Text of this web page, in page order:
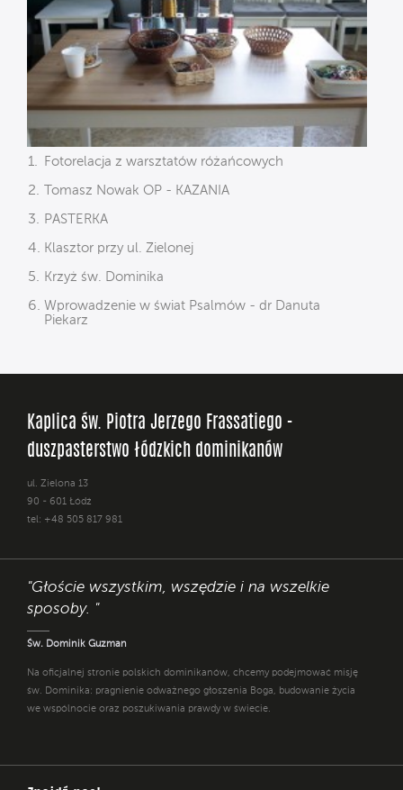
Fotorelacja z warsztatów różańcowych
Tomasz Nowak OP - KAZANIA
PASTERKA
Klasztor przy ul. Zielonej
Krzyż św. Dominika
Wprowadzenie w świat Psalmów - dr Danuta
Piekarz
Kaplica św. Piotra Jerzego Frassatiego -
duszpasterstwo łódzkich dominikanów
ul. Zielona 13
90 - 601 Łódź
tel: +48 505 817 981
"Głoście wszystkim, wszędzie i na wszelkie
sposoby. "
Św. Dominik Guzman
Na oficjalnej stronie polskich dominikanów, chcemy podejmować misję
św. Dominika: pragnienie odważnego głoszenia Boga, budowanie życia
we wspólnocie oraz poszukiwania prawdy w świecie.